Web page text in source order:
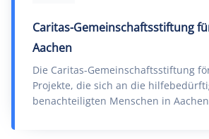
Caritas-Gemeinschaftsstiftung
Aachen
Die Caritas-Gemeinschaftsstiftung
Projekte, die sich an die
benachteiligten Menschen in